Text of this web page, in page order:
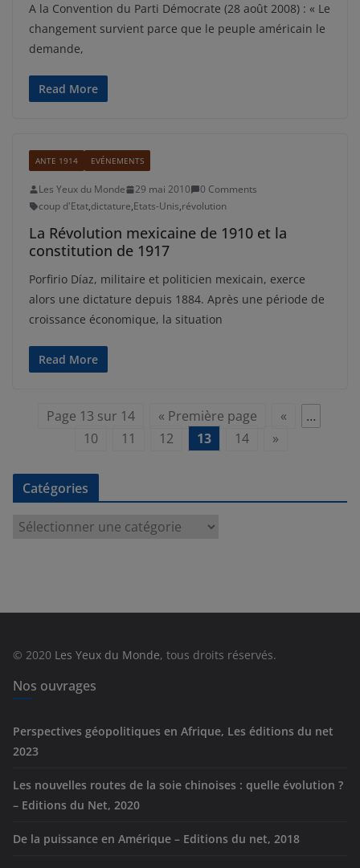
A la Convention du Parti Démocrate (28 août 2008) : « Le
changement survient parce que le peuple américain le
demande,
Read More
ANTE 1914 EVÉNEMENTS
Les Yeux du Monde 29 mai 2010
0 Comments
coup d'Etat,dictature,Etats-Unis,révolution
La Révolution mexicaine de 1910 et la
constitution de 1917
Porfirio Díaz, militaire et politicien mexicain, exerce
alors une dictature depuis 1884. Après une période de
croissance économique, la situation
Read More
Page 13 sur 14 « Première page «
…
10
11 12 13 14 »
Catégories
e
s
© 2020 Les Yeux du Monde, tous droits réservés.
Nos ouvrages
Perspectives géopolitiques en Afrique, Les éditions du net
2023
Les nouvelles routes de la soie chinoises : quelle évolution ?
– Editions du Net, 2020
De la puissance en Amérique – Editions du net, 2018